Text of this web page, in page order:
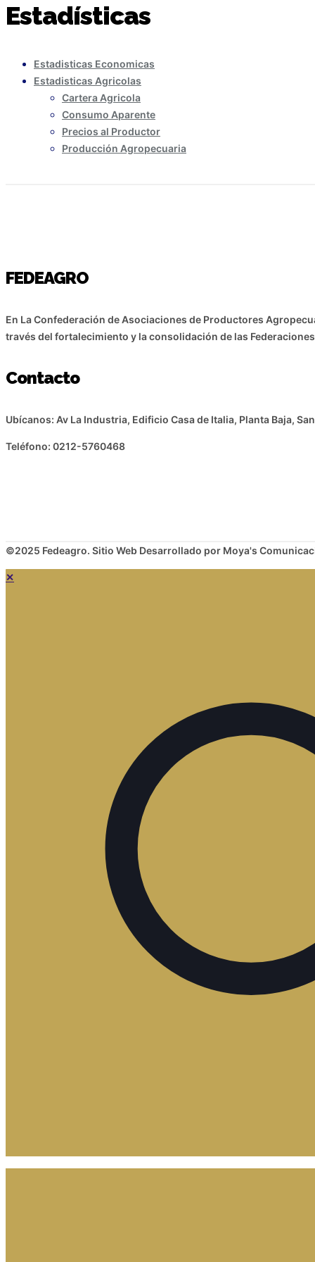
Estadísticas
Estadisticas Economicas
Estadisticas Agricolas
Cartera Agricola
Consumo Aparente
Precios al Productor
Producción Agropecuaria
FEDEAGRO
En La Confederación de Asociaciones de Productores
través del fortalecimiento y la consolidación de las
Contacto
Ubícanos: Av La Industria, Edificio Casa de Italia, Planta Baja,
Teléfono: 0212-5760468
©2025 Fedeagro. Sitio Web Desarrollado por Moya's
✕